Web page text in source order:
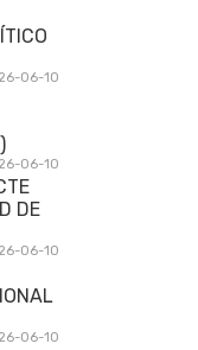
06-10
06-10
DE
06-10
06-10